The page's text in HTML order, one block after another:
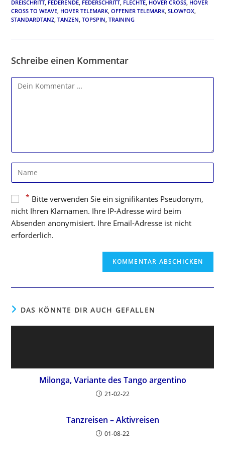
DREISCHRITT FEDERENDE FEDERSCHRITT FLECHTE HOVER CROSS HOVER
CROSS TO WEAVE HOVER TELEMARK OFFENER TELEMARK SLOWFOX
STANDARDTANZ TANZEN TOPSPIN TRAINING
Schreibe einen Kommentar
Kommentar
Gib
deinen
oder
Benutzernamen
zum
Kommentieren
* Bitte verwenden Sie ein signifikantes Pseudonym,
nicht Ihren Klarnamen. Ihre IP-Adresse wird beim
Absenden anonymisiert. Ihre Email-Adresse ist nicht
erforderlich.
DAS KÖNNTE DIR AUCH GEFALLEN
Milonga, Variante des Tango argentino
21-02-22
Tanzreisen – Aktivreisen
01-08-22